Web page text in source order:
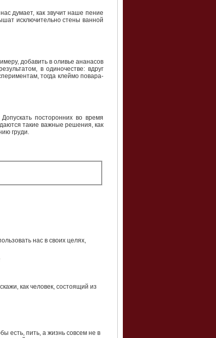
думает, как звучит наше пение
исключительно стены ванной
добавить в оливье ананасов
в одиночестве: вдруг
тогда клеймо повара-
посторонних во время
такие важные решения, как
груди.
нас в своих целях,
как человек, состоящий из
есть, пить, а жизнь совсем не в